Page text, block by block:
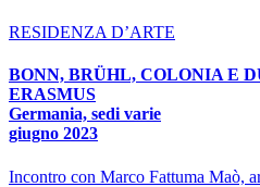
RESIDENZA D’ARTE
BONN, BRÜHL, COLONIA E
ERASMUS
Germania, sedi varie
giugno 2023
Incontro con Marco Fattuma Maò,